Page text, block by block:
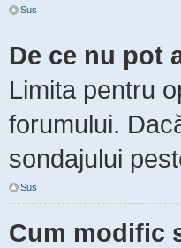
Sus
De ce nu pot
Limita pentru
forumului.
sondajului
Sus
Cum modific